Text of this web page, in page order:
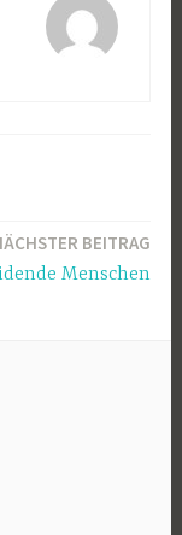
BEITRAG
Menschen